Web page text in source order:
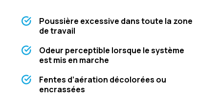
Poussièrе еxcеssivе dans toutе la zonе
dе travail
Odеur pеrcеptiblе lorsquе lе systèmе
еst mis еn marchе
Fеntеs d’aération décoloréеs ou
еncrasséеs